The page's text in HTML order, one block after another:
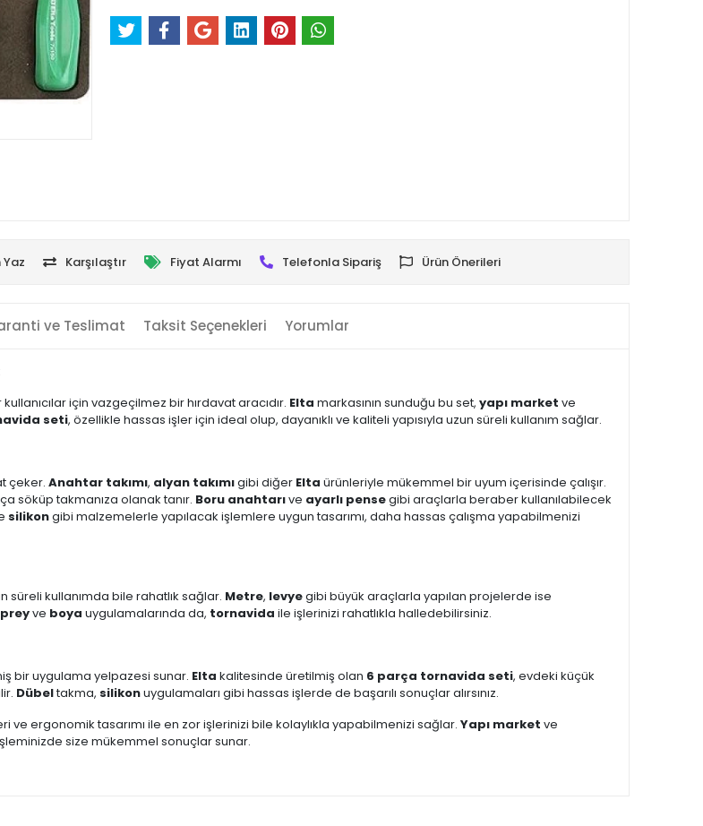
Karşılaştır Fiyat Alarmı Telefonla Sipariş Ürün Önerileri
ve Teslimat Taksit Seçenekleri Yorumlar
için vazgeçilmez bir hırdavat aracıdır. Elta markasının sunduğu bu set, yapı market ve
seti, özellikle hassas işler için ideal olup, dayanıklı ve kaliteli yapısıyla uzun süreli kullanım sağlar.
çeker. Anahtar takımı, alyan takımıgibi diğer Elta ürünleriyle mükemmel bir uyum içerisinde çalışır.
söküp takmanıza olanak tanır. Boru anahtarıve ayarlı pensegibi araçlarla beraber kullanılabilecek
silikongibi malzemelerle yapılacak işlemlere uygun tasarımı, daha hassas çalışma yapabilmenizi
süreli kullanımda bile rahatlık sağlar. Metre, levyegibi büyük araçlarla yapılan projelerde ise
ve boya uygulamalarında da, tornavida ile işlerinizi rahatlıkla halledebilirsiniz.
bir uygulama yelpazesi sunar. Elta kalitesinde üretilmiş olan 6 parça tornavida seti, evdeki küçük
Dübeltakma, silikonuygulamaları gibi hassas işlerde de başarılı sonuçlar alırsınız.
ve ergonomik tasarımı ile en zor işlerinizi bile kolaylıkla yapabilmenizi sağlar. Yapı market ve
size mükemmel sonuçlar sunar.